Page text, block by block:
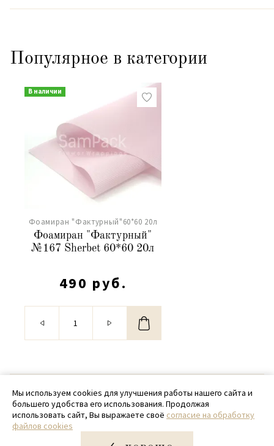
Популярное в категории
В наличии
Фоамиран "Фактурный"60*60 20л
Фоамиран "Фактурный"
№167 Sherbet 60*60 20л
490 руб.
© 2020 - 2026 SamPack
+ 7 (918) 699-97-87
zakaz@sampack.store
Мы используем cookies для улучшения работы нашего сайта и
большего удобства его использования. Продолжая
использовать сайт, Вы выражаете своё согласие на обработку
файлов cookies